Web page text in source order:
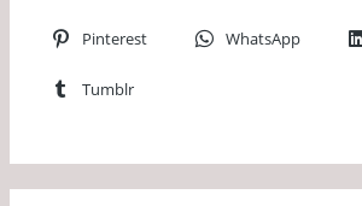
Pinterest WhatsApp
Tumblr